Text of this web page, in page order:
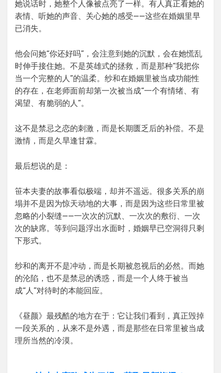
她说话时，她整个人像被点亮了一样。有人真正看她的
表情、听她的声音、关心她的感受——这些在婚姻里早
已消失。
他会问她“你还好吗”，会注意到她的沉默，会在她慌乱
时伸手接住她。不是英雄式的拯救，而是那种“我把你
当一个完整的人”的温柔。纱和在婚姻里被当成功能性
的存在，在老师面前却第一次被当成“一个有情绪、有
渴望、有脆弱的人”。
这不是禁忌之恋的刺激，而是长期匮乏后的补偿。不是
激情，而是久旱逢甘霖。
最后想说的是：
笹本夫妻的故事看似极端，却并不遥远。很多关系的崩
塌并不是因为惊天动地的大事，而是因为这些日常里被
忽略的小裂缝——一次次的沉默、一次次的敷衍、一次
次的缺席。等到问题浮出水面时，婚姻早已空洞得只剩
下形式。
纱和的离开不是冲动，而是长期被忽视后的必然。而她
的沦陷，也不是禁忌的诱惑，而是一个人终于被当
成“人”对待时的本能回应。
《昼颜》最残酷的地方在于：它让我们看到，真正毁掉
一段关系的，从来不是外遇，而是那些在日常里被当成
理所当然的冷漠。